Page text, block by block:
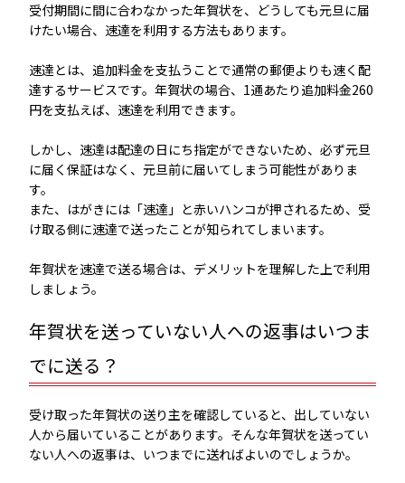
受付期間に間に合わなかった年賀状を、どうしても元旦に届
けたい場合、速達を利用する方法もあります。
速達とは、追加料金を支払うことで通常の郵便よりも速く配
達するサービスです。年賀状の場合、1通あたり追加料金260
円を支払えば、速達を利用できます。
しかし、速達は配達の日にち指定ができないため、必ず元旦
に届く保証はなく、元旦前に届いてしまう可能性がありま
す。
また、はがきには「速達」と赤いハンコが押されるため、受
け取る側に速達で送ったことが知られてしまいます。
年賀状を速達で送る場合は、デメリットを理解した上で利用
しましょう。
年賀状を送っていない人への返事はいつま
でに送る？
受け取った年賀状の送り主を確認していると、出していない
人から届いていることがあります。そんな年賀状を送ってい
ない人への返事は、いつまでに送ればよいのでしょうか。